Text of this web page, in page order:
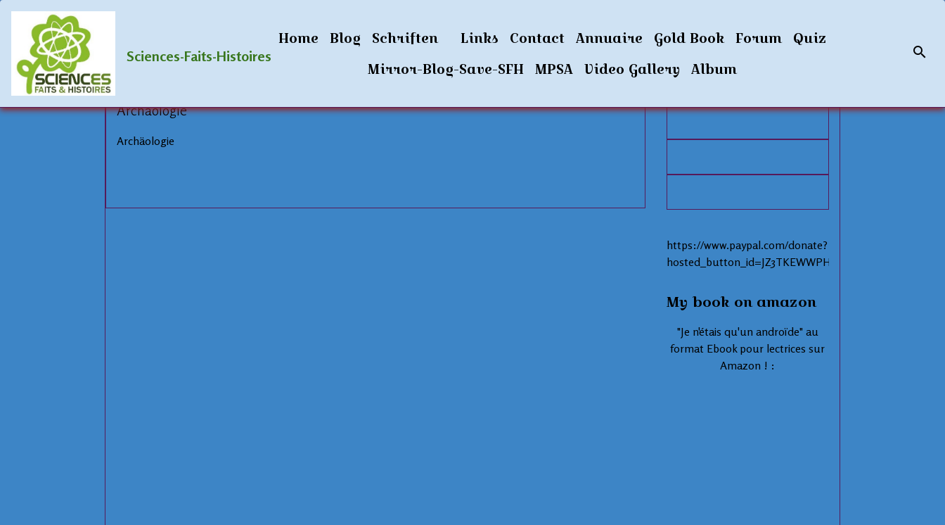
Sciences-Faits-Histoires
Home Blog Schriften Links Contact Annuaire Gold Book Forum Quiz
Mirror-Blog-Save-SFH
MPSA Video Gallery Album
Archäologie
Archäologie
Archäologie
https://www.paypal.com/donate?
hosted_button_id=JZ3TKEWWPHNAS
My book on amazon
"Je n'étais qu'un androïde" au
format Ebook pour lectrices sur
Amazon ! :